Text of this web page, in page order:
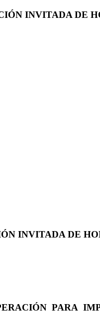
INVITADA DE
INVITADA DE
PARA